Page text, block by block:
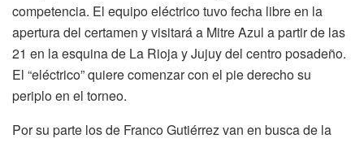
competencia. El equipo eléctrico tuvo fecha libre en la
apertura del certamen y visitará a Mitre Azul a partir de las
21 en la esquina de La Rioja y Jujuy del centro posadeño.
El “eléctrico” quiere comenzar con el pie derecho su
periplo en el torneo.
Por su parte los de Franco Gutiérrez van en busca de la